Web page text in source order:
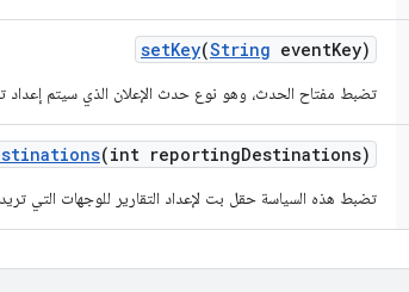
setKey(String eventKey)
تضبط مفتاح الحدث، وهو نوع حدث الإعلان الذي سيتم إعداد
(int reportingDestinations)
تضبط هذه السياسة حقل بت لإعداد التقارير للوجهات التي تريد